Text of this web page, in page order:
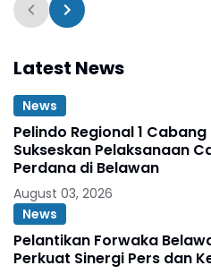
Latest News
News
Pelindo Regional 1
Sukseskan Pelaksanaan
Perdana di Belawan
August 03, 2026
News
Pelantikan Forwaka
Perkuat Sinergi Pers dan